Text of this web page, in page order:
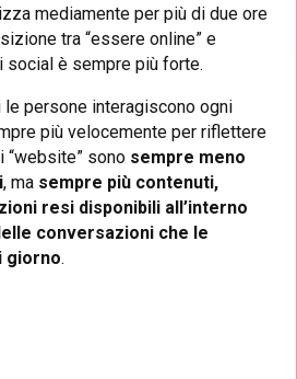
mediamente per più di due ore
tra “essere online” e
social è sempre più forte.
persone interagiscono ogni
più velocemente per riflettere
“website” sono sempre meno
, ma sempre più contenuti,
resi disponibili all’interno
conversazioni che le
giorno.